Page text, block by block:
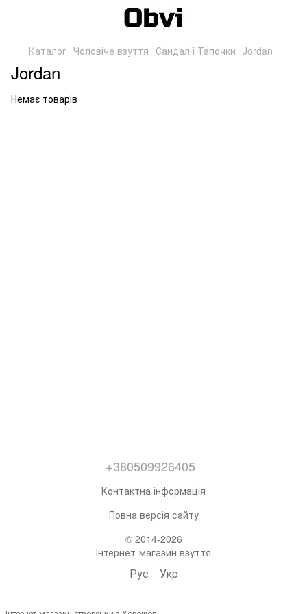
Каталог Чоловіче взуття Сандалії Тапочки Jordan
Jordan
Немає товарів
+380509926405
Контактна інформація
Повна версія сайту
© 2014-2026
Інтернет-магазин взуття
Рус Укр